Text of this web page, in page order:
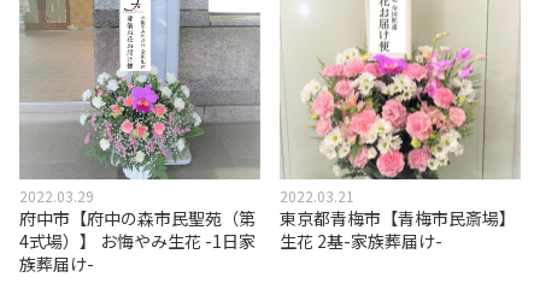
2022.03.29
府中市【府中の森市民聖苑（第
4式場）】 お悔やみ生花 -1日家
族葬届け-
2022.03.21
東京都青梅市【青梅市民斎場】
生花 2基-家族葬届け-